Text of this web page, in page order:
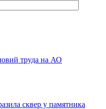
труда на АО
сквер у памятника